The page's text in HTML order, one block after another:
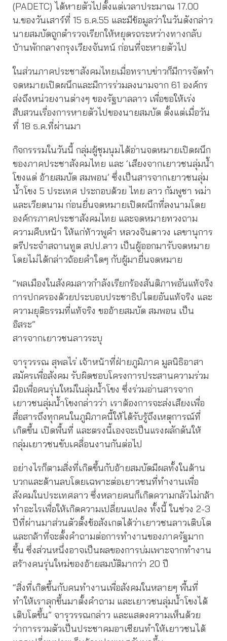
(PADETC) ได้หายตัวไปตั้งแต่เวลาประมาณ 17.00
น.ของวันเสาร์ที่ 15 ธ.ค.55 และมีข้อมูลว่าในวันดังกล่าว
นายสมบัดถูกตำรวจเรียกให้หยุดรถระหว่างทางกลับ
บ้านพักกลางกรุงเวียงจันทน์ ก่อนที่จะหายตัวไป
ในส่วนภาคประชาสังคมไทยเมื่อทราบข่าวก็มีการจัดทำ
จดหมายเปิดผนึกและมีการร่วมลงนามจาก 61 องค์กร
ส่งถึงหน่วยงานต่างๆ ของรัฐบาลลาว เพื่อขอให้เร่ง
สืบสวนเรื่องการหายตัวไปของนายสมบัด ตั้งแต่เมื่อวัน
ที่ 18 ธ.ค.ที่ผ่านมา
กิจกรรรมในวันนี้ กลุ่มผู้ชุมนุมได้อ่านจดหมายเปิดผนึก
ของภาคประชาสังคมไทย และ ‘เสียงจากเยาวชนลุ่มน้ำ
โขงแด่ อ้ายสมบัด สมพอน’ ซึ่งเป็นสารจากเยาวชนลุ่ม
น้ำโขง 5 ประเทศ ประกอบด้วย ไทย ลาว กัมพูชา พม่า
และเวียดนาม ก่อนยื่นจดหมายเปิดผนึกที่ลงนามโดย
องค์กรภาคประชาสังคมไทย และจดหมายทวงถาม
ความคืบหน้า ให้แก่ท้าวพูคำ หลวงจินดาวง เลขานุการ
ตรีประจำสถานทูต สปป.ลาว เป็นผู้ออกมารับจดหมาย
โดยไม่ได้กล่าวถ้อยคำใดๆ กับผู้มายื่นจดหมาย
“พลเมืองในสังคมลาวกำลังเรียกร้องสันติภาพอันแท้จริง
การปกครองด้วยประบอบประชาธิปไตยอันแท้จริง และ
ความยุติธรรมที่แท้จริง ขออ้ายสมบัด สมพอน เป็น
อิสระ”
สารจากเยาวชนลาวระบุ
จารุวรรณ สุพลไร่ เจ้าหน้าที่ฝ่ายภูมิภาค มูลนิธิอาสา
สมัครเพื่อสังคม รับผิดชอบโครงการประสานความร่วม
มือเพื่อคนรุ่นใหม่ในลุ่มน้ำโขง ซึ่งร่วมอ่านสารจาก
เยาวชนลุ่มน้ำโขงกล่าวว่า เราต้องการจะส่งเสียงเพื่อ
สื่อสารถึงทุกคนในภูมิภาคนี้ให้ได้รับรู้ถึงเหตุการณ์ที่
เกิดขึ้น เปิดพื้นที่ และตรงนี้เองจะเป็นแรงผลักดันให้
กลุ่มเยาวชนขับเคลื่อนงานกันต่อไป
อย่างไรก็ตามสิ่งที่เกิดขึ้นกับอ้ายสมบัดมีผลทั้งในด้าน
บวกและด้านลบโดยเฉพาะต่อเยาวชนที่ทำงานเพื่อ
สังคมในประเทศลาว ซึ่งหลายคนก็เกิดความกลัวไม่กล้า
ทำอะไรเพื่อให้เกิดความเปลี่ยนแปลง ทั้งนี้ ในช่วง 2-3
ปีที่ผ่านมาส่วนตัวตั้งข้อสังเกตได้ว่าเยาวชนลาวเติบโต
และกล้าที่จะตั้งคำถามต่อการทำงานของภาครัฐมาก
ขึ้น ซึ่งส่วนหนึ่งอาจเป็นผลของการบ่มเพาะจากทำงาน
สร้างคนรุ่นใหม่ของอ้ายสมบัติมากว่า 20 ปี
“สิ่งที่เกิดขึ้นกับคนทำงานเพื่อสังคมในหลายๆ พื้นที่
ทำให้เราลุกขึ้นมาตั้งคำถาม และเยาวชนลุ่มน้ำโขงได้
เติบโตขึ้น” จารุวรรณกล่าว และแสดงความเห็นด้วย
ว่าการรวมตัวเป็นประชาคมอาเซียนทำให้เยาวชนได้